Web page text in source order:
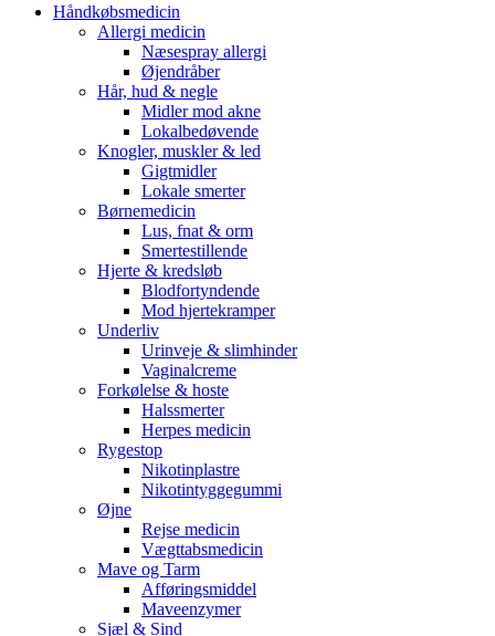
Håndkøbsmedicin
Allergi medicin
Næsespray allergi
Øjendråber
Hår, hud & negle
Midler mod akne
Lokalbedøvende
Knogler, muskler & led
Gigtmidler
Lokale smerter
Børnemedicin
Lus, fnat & orm
Smertestillende
Hjerte & kredsløb
Blodfortyndende
Mod hjertekramper
Underliv
Urinveje & slimhinder
Vaginalcreme
Forkølelse & hoste
Halssmerter
Herpes medicin
Rygestop
Nikotinplastre
Nikotintyggegummi
Øjne
Rejse medicin
Vægttabsmedicin
Mave og Tarm
Afføringsmiddel
Maveenzymer
Sjæl & Sind